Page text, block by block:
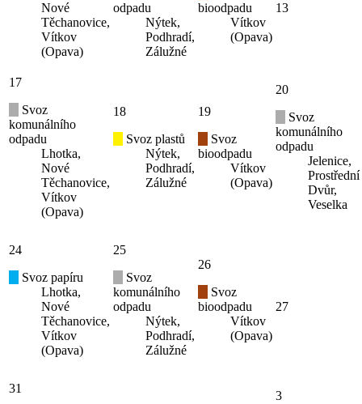
Nové
Těchanovice,
Vítkov
(Opava)
odpadu
Nýtek,
Podhradí,
Zálužné
bioodpadu
Vítkov
(Opava)
13
17
Svoz
komunálního
odpadu
Lhotka,
Nové
Těchanovice,
Vítkov
(Opava)
18
Svoz plastů
Nýtek,
Podhradí,
Zálužné
19
Svoz
bioodpadu
Vítkov
(Opava)
20
Svoz
komunálního
odpadu
Jelenice,
Prostřední
Dvůr,
Veselka
24
Svoz papíru
Lhotka,
Nové
Těchanovice,
Vítkov
(Opava)
25
Svoz
komunálního
odpadu
Nýtek,
Podhradí,
Zálužné
26
Svoz
bioodpadu
Vítkov
(Opava)
27
31
3